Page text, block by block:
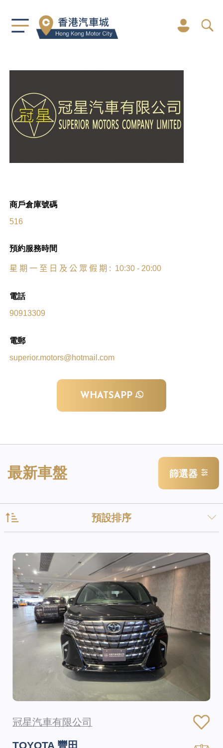
商戶倉庫號碼
516
預約服務時間
星 期 一 至 日 及 公 眾 假 期 : 10:30 - 20:00
電話
90913309
電郵
superior.motors@hotmail.com
WHATSAPP
最新車盤 篩選器
預設排序
冠星汽車有限公司
TOYOTA 豐田